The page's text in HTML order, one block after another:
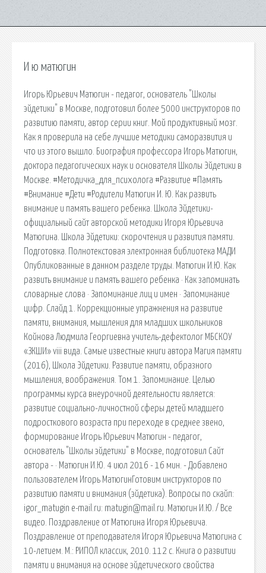
И ю матюгин
Игорь Юрьевич Матюгин - педагог, основатель "Школы
эйдетики" в Москве, подготовил более 5000 инструкторов по
развитию памяти, автор серии книг. Мой продуктивный мозг.
Как я проверила на себе лучшие методики саморазвития и
что из этого вышло. Биография профессора Игорь Матюгин,
доктора педагогических наук и основателя Школы Эйдетики в
Москве. #Методичка_для_психолога #Развитие #Память
#Внимание #Дети #Родители Матюгин И. Ю. Как развить
внимание и память вашего ребенка. Школа Эйдетики-
официальный сайт авторской методики Игоря Юрьевича
Матюгина. Школа Эйдетики: скорочтения и развития памяти.
Подготовка. Полнотекстовая электронная библиотека МАДИ
Опубликованные в данном разделе труды. Матюгин И.Ю. Как
развить внимание и память вашего ребенка · Как запоминать
словарные слова · Запоминание лиц и имен · Запоминание
цифр. Слайд 1. Коррекционные упражнения на развитие
памяти, внимания, мышления для младших школьников
Койнова Людмила Георгиевна учитель-дефектолог МБСКОУ
«ЗКШИ» viii вида. Самые известные книги автора Магия памяти
(2016), Школа Эйдетики. Развитие памяти, образного
мышления, воображения. Том 1. Запоминание. Целью
программы курса внеурочной деятельности является:
развитие социально-личностной сферы детей младшего
подросткового возраста при переходе в среднее звено,
формирование Игорь Юрьевич Матюгин - педагог,
основатель "Школы эйдетики" в Москве, подготовил Сайт
автора - · Матюгин И.Ю. 4 июл 2016 - 16 мин. - Добавлено
пользователем Игорь МатюгинГотовим инструкторов по
развитию памяти и внимания (эйдетика). Вопросы по скайп:
igor_matugin e-mail.ru: matugin@mail.ru. Матюгин И.Ю. / Все
видео. Поздравление от Матюгина Игоря Юрьевича.
Поздравление от преподавателя Игоря Юрьевича Матюгина с
10-летием. М.: РИПОЛ классик, 2010. 112 с. Книга о развитии
памяти и внимания на основе эйдетического свойства